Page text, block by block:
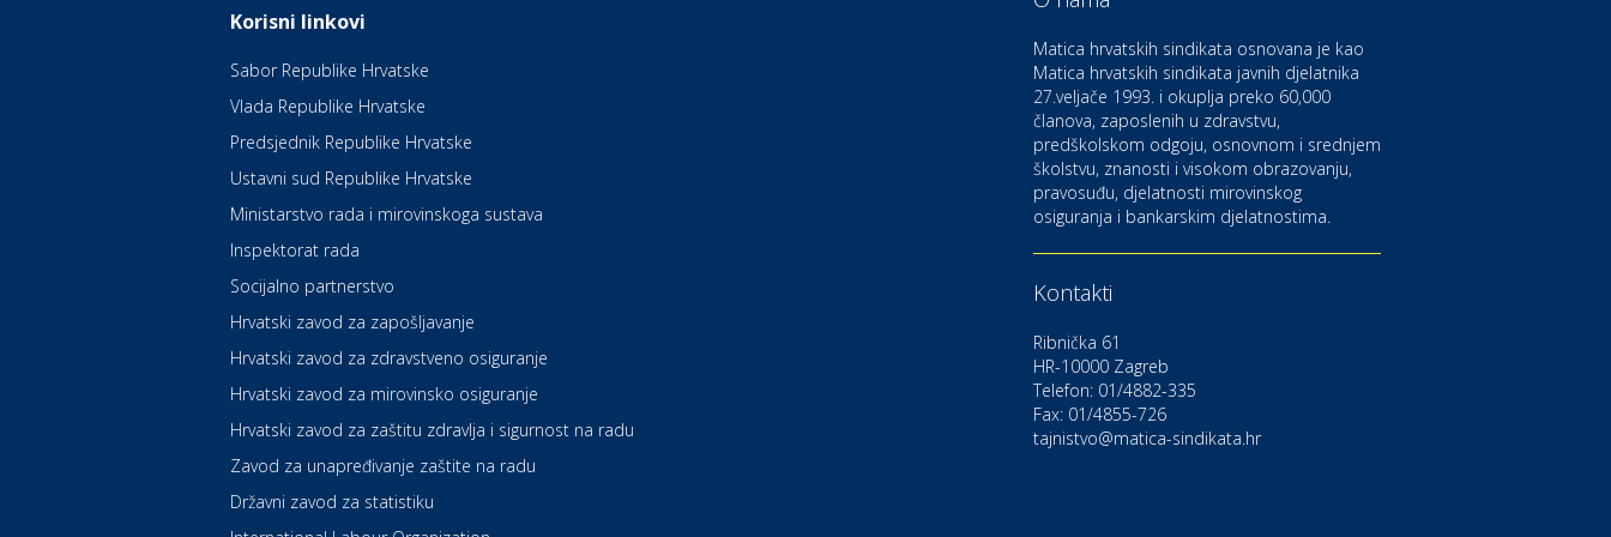
Kultura i edukacija
Kazalište Kerempuh
Kultura i edukacija
Kazalište ZKM
Auto-moto i tehnika
Zdravlje i osiguranje
UNIQA osiguranje
Korisni linkovi
Sabor Republike Hrvatske
Vlada Republike Hrvatske
Predsjednik Republike Hrvatske
Ustavni sud Republike Hrvatske
Ministarstvo rada i mirovinskoga sustava
Inspektorat rada
Socijalno partnerstvo
Hrvatski zavod za zapošljavanje
Hrvatski zavod za zdravstveno osiguranje
Hrvatski zavod za mirovinsko osiguranje
Hrvatski zavod za zaštitu zdravlja i sigurnost na radu
Zavod za unapređivanje zaštite na radu
Državni zavod za statistiku
Matica hrvatskih sindikata osnovana je kao
Matica hrvatskih sindikata javnih djelatnika
27.veljače 1993. i okuplja preko 60,000
članova, zaposlenih u zdravstvu,
predškolskom odgoju, osnovnom i srednjem
školstvu, znanosti i visokom obrazovanju,
pravosuđu, djelatnosti mirovinskog
osiguranja i bankarskim djelatnostima.
Kontakti
Ribnička 61
HR-10000 Zagreb
Telefon: 01/4882-335
Fax: 01/4855-726
tajnistvo@matica-sindikata.hr